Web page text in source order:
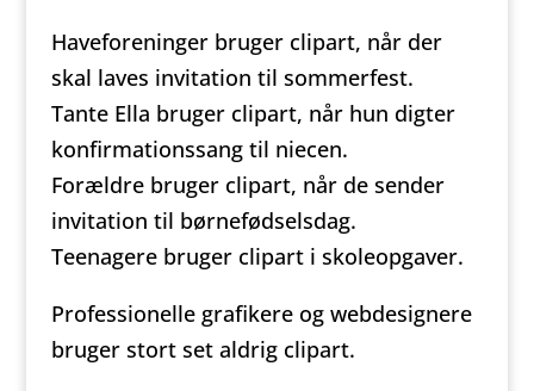
Haveforeninger bruger clipart, når der
skal laves invitation til sommerfest.
Tante Ella bruger clipart, når hun digter
konfirmationssang til niecen.
Forældre bruger clipart, når de sender
invitation til børnefødselsdag.
Teenagere bruger clipart i skoleopgaver.
Professionelle grafikere og webdesignere
bruger stort set aldrig clipart.